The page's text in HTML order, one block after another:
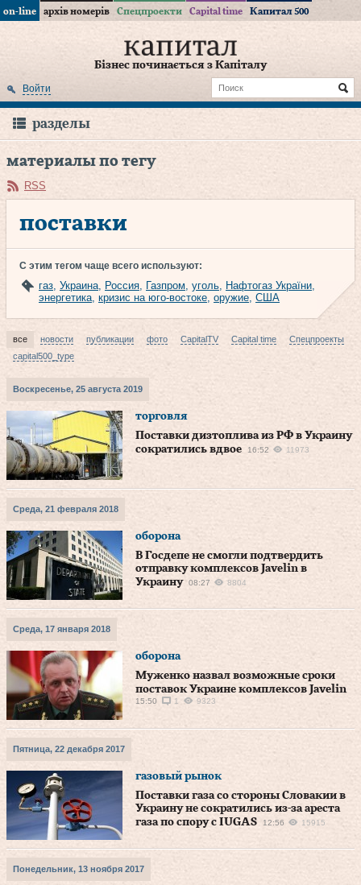
on-line архів номерів Спецпроекти Capital time Капитал 500
Бізнес починається з Капіталу
Войти
разделы
материалы по тегу
RSS
поставки
С этим тегом чаще всего используют:
газ, Украина, Россия, Газпром, уголь, Нафтогаз України,
энергетика, кризис на юго-востоке, оружие, США
все новости публикации фото CapitalTV Capital time
Спецпроекты
capital500_type
Воскресенье, 25 августа 2019
торговля
Поставки дизтоплива из РФ в Украину
сократились вдвое
16:52 11973
Среда, 21 февраля 2018
оборона
В Госдепе не смогли подтвердить
отправку комплексов Javelin в
Украину
08:27 8804
Среда, 17 января 2018
оборона
Муженко назвал возможные сроки
поставок Украине комплексов Javelin
15:50 1 9323
Пятница, 22 декабря 2017
газовый рынок
Поставки газа со стороны Словакии в
Украину не сократились из-за ареста
газа по спору с IUGAS
12:56 15915
Понедельник, 13 ноября 2017